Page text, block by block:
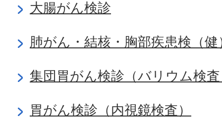
大腸がん検診
肺がん・結核・胸部疾患検（健
集団胃がん検診（バリウム検
胃がん検診（内視鏡検査）